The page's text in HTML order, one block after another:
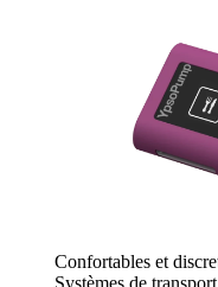
Confortables et